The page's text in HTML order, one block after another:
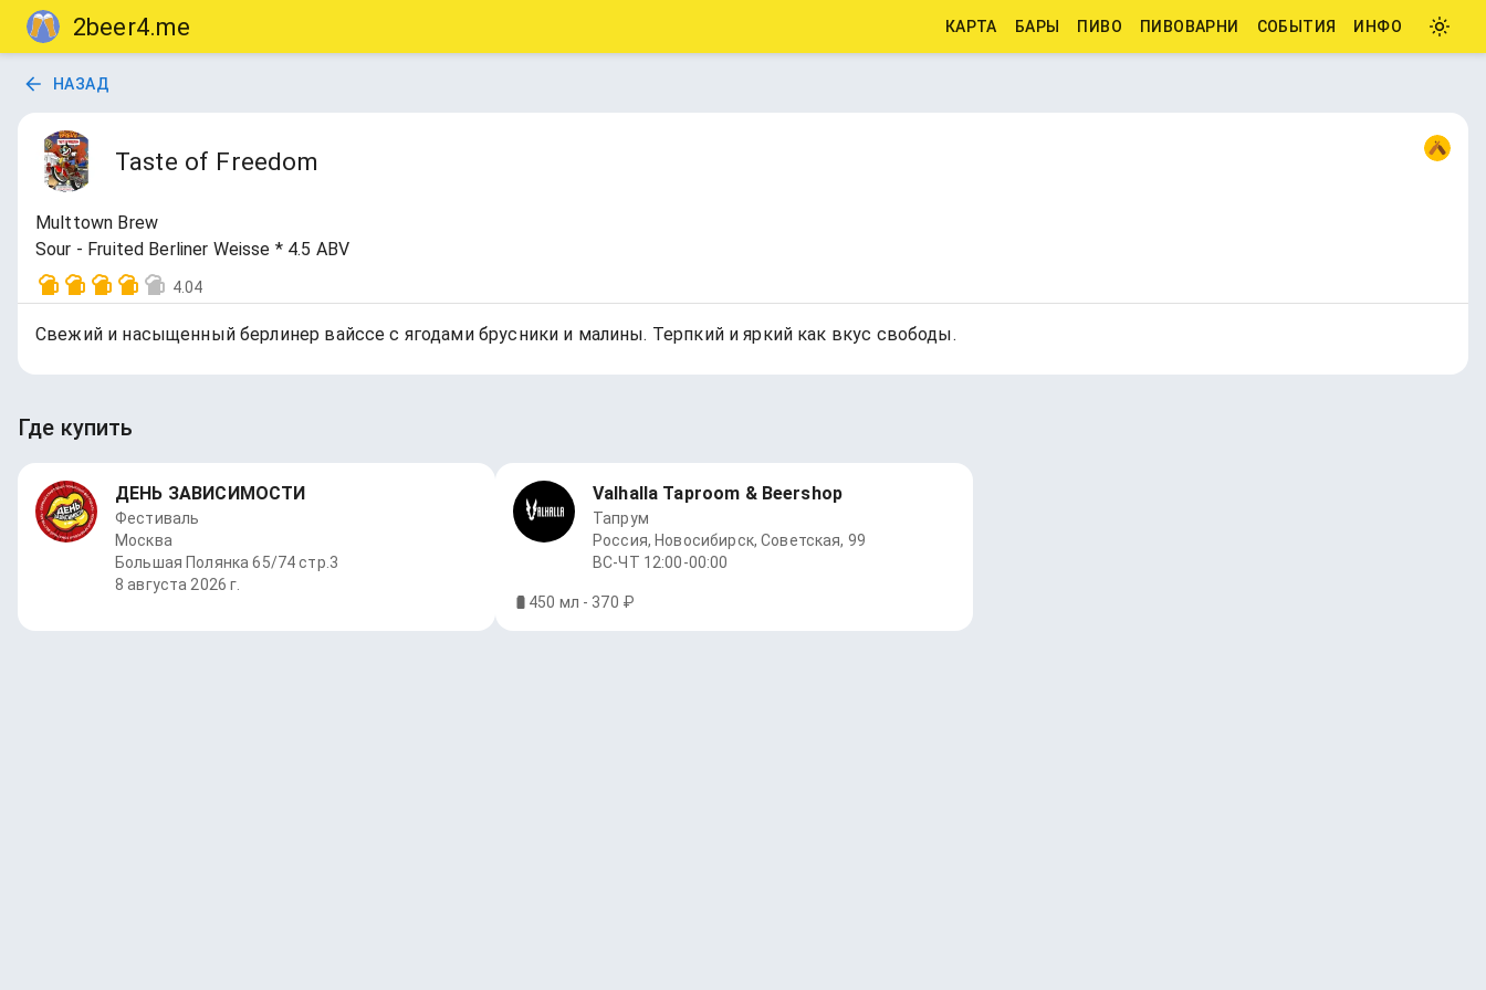
2beer4.me КАРТА БАРЫ ПИВО ПИВОВАРНИ СОБЫТИЯ ИНФО
НАЗАД
Taste of Freedom
Multtown Brew
Sour - Fruited Berliner Weisse * 4.5 ABV
4.04
Свежий и насыщенный берлинер вайссе с ягодами брусники и малины. Терпкий и яркий как вкус свободы.
Где купить
ДЕНЬ ЗАВИСИМОСТИ
Фестиваль
Москва
Большая Полянка 65/74 стр.3
8 августа 2026 г.
Valhalla Taproom & Beershop
Тапрум
Россия, Новосибирск, Советская, 99
ВС-ЧТ 12:00-00:00
450 мл - 370 ₽